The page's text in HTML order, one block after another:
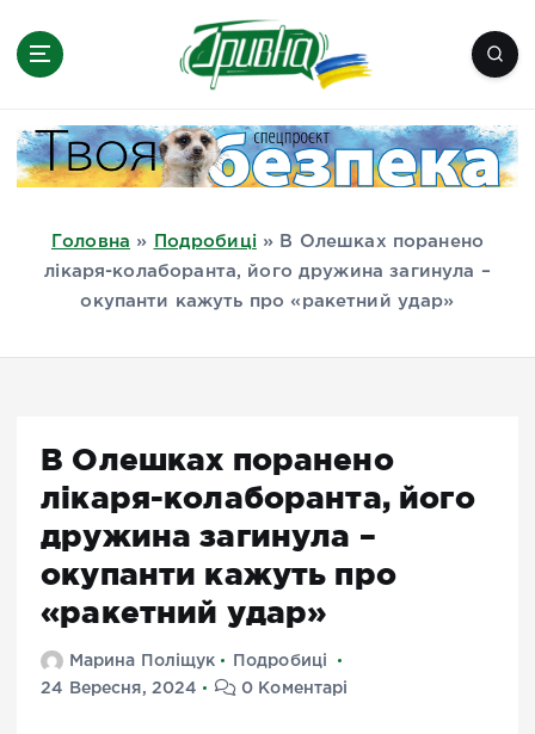
Миколаїв, Одеса, Мелітополь
Головна » Подробиці »
В Олешках поранено
лікаря-колаборанта, його дружина загинула –
окупанти кажуть про «ракетний удар»
В Олешках поранено
лікаря-колаборанта, його
дружина загинула –
окупанти кажуть про
«ракетний удар»
Марина Поліщук
Подробиці
24 Вересня, 2024
0 Коментарі